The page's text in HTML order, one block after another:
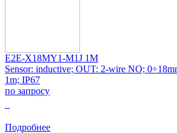
E2E-X18MY1-M1J 1M
Sensor: inductive; OUT: 2-wire NO;
1m; IP67
по запросу
Подробнее